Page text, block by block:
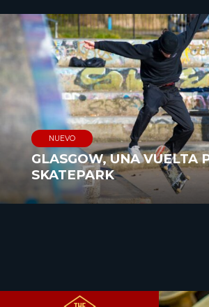
NUEVO
GLASGOW, UNA VUELTA
SKATEPARK